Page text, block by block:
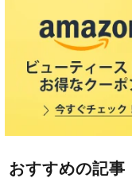
おすすめの記事